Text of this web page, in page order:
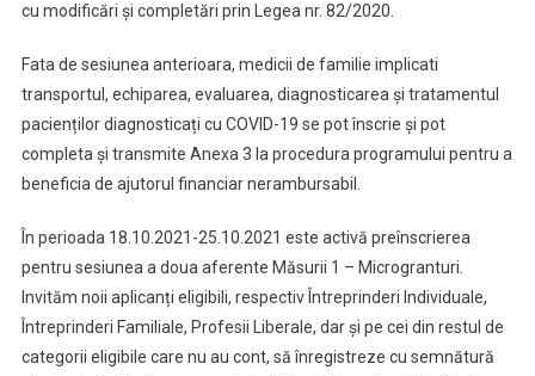
cu modificări și completări prin Legea nr. 82/2020.
Fata de sesiunea anterioara, medicii de familie implicati
transportul, echiparea, evaluarea, diagnosticarea și tratamentul
pacienților diagnosticați cu COVID-19 se pot înscrie și pot
completa și transmite Anexa 3 la procedura programului pentru a
beneficia de ajutorul financiar nerambursabil.
În perioada 18.10.2021-25.10.2021 este activă preînscrierea
pentru sesiunea a doua aferente Măsurii 1 – Microgranturi.
Invităm noii aplicanți eligibili, respectiv Întreprinderi Individuale,
Întreprinderi Familiale, Profesii Liberale, dar și pe cei din restul de
categorii eligibile care nu au cont, să înregistreze cu semnătură